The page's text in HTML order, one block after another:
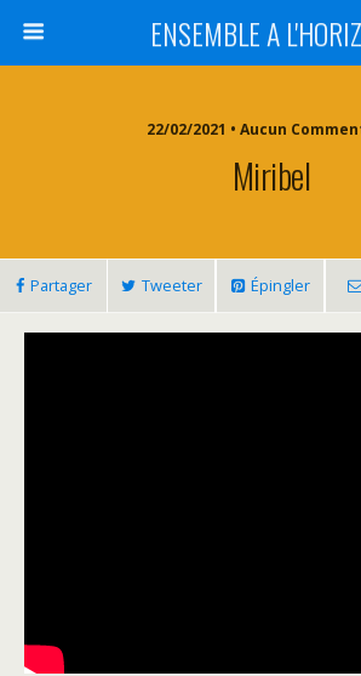
ENSEMBLE A
22/02/2021 • Aucun
Miribel
Partager Tweeter Épingler